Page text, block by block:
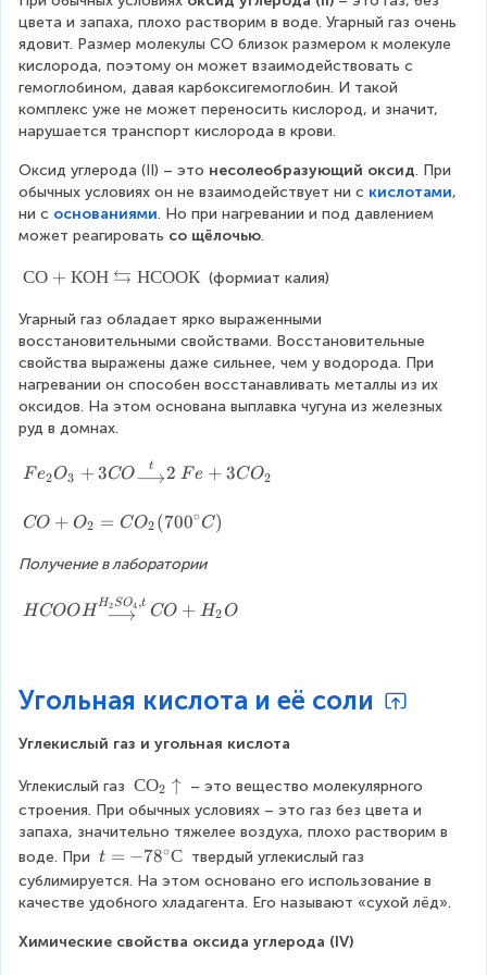
7
0
0
^
{
\
r
c
}
C
е
}
1
0
0
0
^
{
\
ci
r
}
)
u
+
C
O
a
tr
ix
+
2
C
O
d
{
m
a
tr
ix
C
O
_
↑
2
S
O
_
2
↑
2
_
O
d
{
m
a
tr
ix
C
O
_
↑
+
4
N
O
_
2
↑
+
2
_
O
\
e
n
d
{
m
a
tr
ix
}
C
H
_
(
1
0
\
te
x
t
{
а
)
e
n
d
{
m
a
ix
}
Si
C
1
0
0
^
{
\
ci
c
С
1
0
\
ci
r
}
ri
g
h
t
a
rr
w
}
\
e
d
m
a
tr
ix
}
C
C
2
n
g
ri
g
h
t
rr
o
w
}
e
d
{
m
a
tr
ix
A
4
_
2
3
C
H
_
4
gi
n
{
m
a
tr
}
\
o
v
rs
t
{
t,
P
}
{
o
g
g
t
w
}
\
n
d
{
a
tr
ix
}
цвета и запаха, плохо растворим в воде. Угарный газ очень
ядовит. Размер молекулы СО близок размером к молекуле
кислорода, поэтому он может взаимодействовать с
гемоглобином, давая карбоксигемоглобин. И такой
комплекс уже не может переносить кислород, и значит,
нарушается транспорт кислорода в крови.
Оксид углерода (II) – это несолеобразующий оксид. При
обычных условиях он не взаимодействует ни с кислотами,
ни с основаниями. Но при нагревании и под давлением
может реагировать со щёлочью.
С
+
К
О
Н
⇆
Н
О
К
СО + КОН ⇆ НСООК (формиат калия)
Угарный газ обладает ярко выраженными
восстановительными свойствами. Восстановительные
свойства выражены даже сильнее, чем у водорода. При
нагревании он способен восстанавливать металлы из их
оксидов. На этом основана выплавка чугуна из железных
руд в домнах.
F
_
2
O
3
+
O
\
e
gi
n
{
m
a
tr
ix
\
F e2O3 + 3CO⟶
t 2 Fe + 3CO2
C
+
_
O
2
7
0
0
\
ci
r
CO + O2 = CO2 (700∘C)
Получение в лаборатории
H
H
\
b
gi
a
tr
ix
}
\
HCOOH ⟶
H2SO4 ,t CO + H2O
Угольная кислота и её соли
Углекислый газ и угольная кислота
Углекислый газ С
О
_
↑
СО2 ↑ – это вещество молекулярного
строения. При обычных условиях – это газ без цвета и
запаха, значительно тяжелее воздуха, плохо растворим в
воде. При t
=
-
8
t = −78∘С твердый углекислый газ
сублимируется. На этом основано его использование в
качестве удобного хладагента. Его называют «сухой лёд».
Химические свойства оксида углерода (IV)